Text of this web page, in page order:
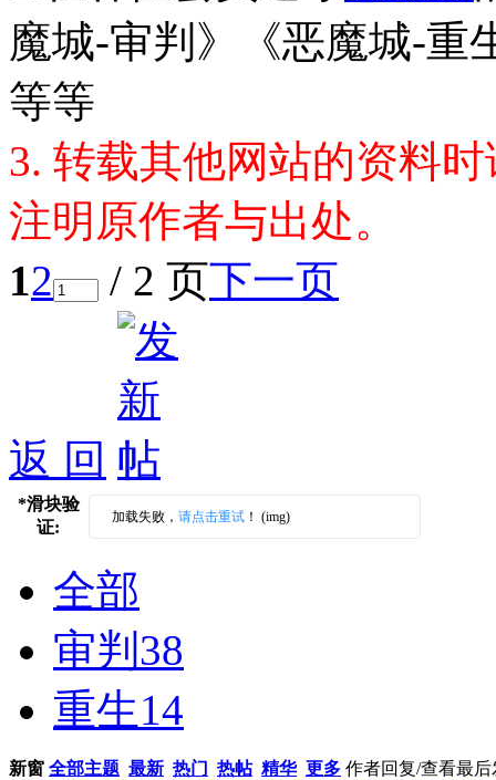
魔城-审判》《恶魔城-重
等等
3. 转载其他网站的资料
注明原作者与出处。
12 / 2 页下一页
返 回
*滑块验
证:
加载失败， 请点击重试 ！ (img)
全部
审判 38
重生14
新窗 全部主题 最新 热门 热帖 精华 更多 作者回复/查看最后